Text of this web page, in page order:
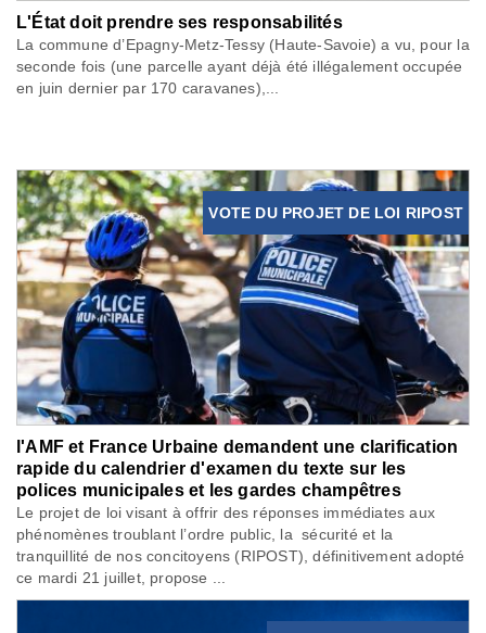
L'État doit prendre ses responsabilités
La commune d’Epagny-Metz-Tessy (Haute-Savoie) a vu, pour la
seconde fois (une parcelle ayant déjà été illégalement occupée
en juin dernier par 170 caravanes),...
VOTE DU PROJET DE LOI RIPOST
l'AMF et France Urbaine demandent une clarification
rapide du calendrier d'examen du texte sur les
polices municipales et les gardes champêtres
Le projet de loi visant à offrir des réponses immédiates aux
phénomènes troublant l’ordre public, la sécurité et la
tranquillité de nos concitoyens (RIPOST), définitivement adopté
ce mardi 21 juillet, propose ...